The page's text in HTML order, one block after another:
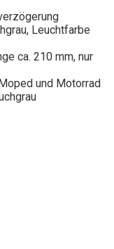
Leuchtfarbe
ca. 210 mm, nur
und Motorrad